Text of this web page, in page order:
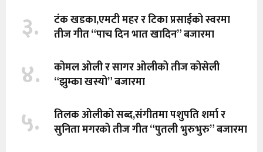
३.
टंक खडका,एमटी महर र टिका प्रसाईको स्वरमा
तीज गीत “पाच दिन भात खादिन” बजारमा
४.
कोमल ओली र सागर ओलीको तीज कोसेली
“झुम्का खस्यो” बजारमा
५.
तिलक ओलीको सब्द,संगीतमा पशुपति शर्मा र
सुनिता मगरको तीज गीत “पुतली भुरुभुरु” बजारमा